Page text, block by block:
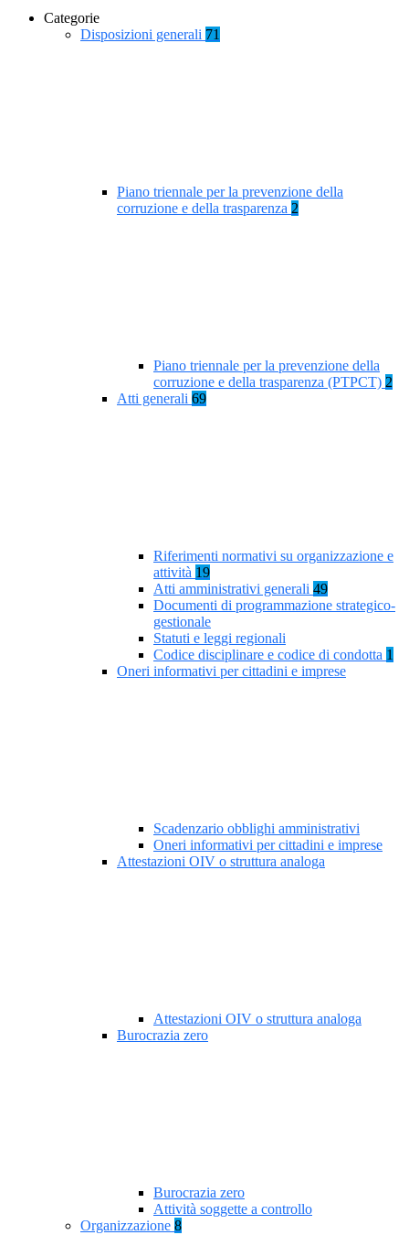
Categorie
Disposizioni generali 71
Piano triennale per la prevenzione della
corruzione e della trasparenza 2
Piano triennale per la prevenzione della
corruzione e della trasparenza (PTPCT) 2
Atti generali 69
Riferimenti normativi su organizzazione e
attività 19
Atti amministrativi generali 49
Documenti di programmazione strategico-
gestionale
Statuti e leggi regionali
Codice disciplinare e codice di condotta 1
Oneri informativi per cittadini e imprese
Scadenzario obblighi amministrativi
Oneri informativi per cittadini e imprese
Attestazioni OIV o struttura analoga
Attestazioni OIV o struttura analoga
Burocrazia zero
Burocrazia zero
Attività soggette a controllo
Organizzazione 8